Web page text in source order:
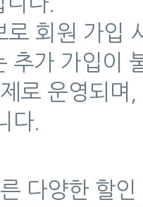
로 회원 가입
추가 가입이
로 운영되며
다.
다양한 할